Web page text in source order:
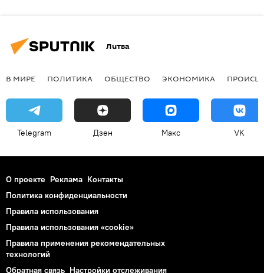
Литва
В МИРЕ ПОЛИТИКА ОБЩЕСТВО ЭКОНОМИКА
Telegram Дзен Макс VK
О проекте Реклама Контакты
Политика конфиденциальности
Правила использования
Правила использования «cookie»
Правила применения рекомендательных
технологий
Обратная связь Настройки отслеживания